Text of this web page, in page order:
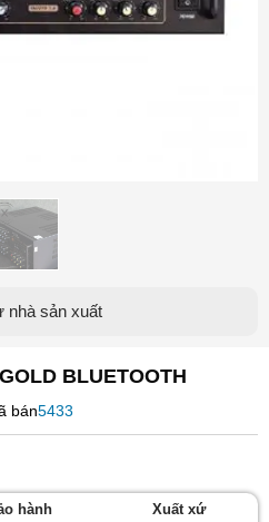
nhà sản xuất
BLUETOOTH
bán5433
hành
Xuất xứ